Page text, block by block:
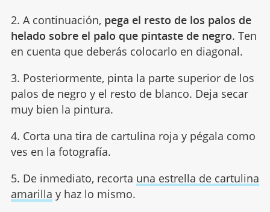
2. A continuación, pega el resto de los palos de
helado sobre el palo que pintaste de negro. Ten
en cuenta que deberás colocarlo en diagonal.
3. Posteriormente, pinta la parte superior de los
palos de negro y el resto de blanco. Deja secar
muy bien la pintura.
4. Corta una tira de cartulina roja y pégala como
ves en la fotografía.
5. De inmediato, recorta una estrella de cartulina
amarilla y haz lo mismo.